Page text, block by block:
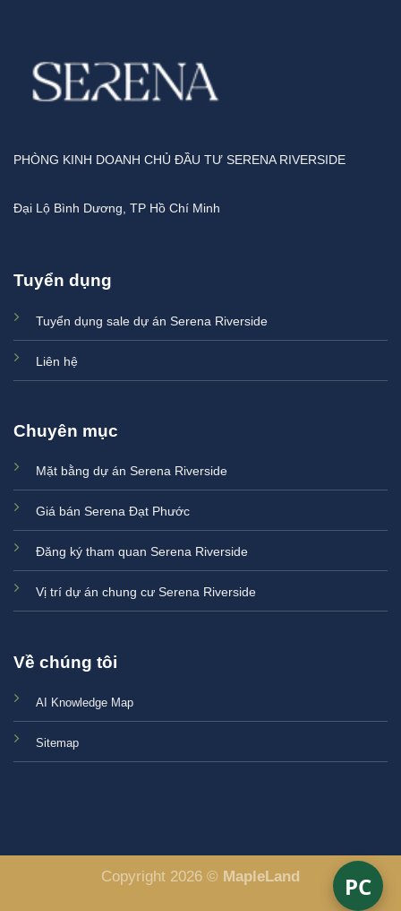
PHÒNG KINH DOANH CHỦ ĐẦU TƯ SERENA RIVERSIDE
Đại Lộ Bình Dương, TP Hồ Chí Minh
Tuyển dụng
Tuyển dụng sale dự án Serena Riverside
Liên hệ
Chuyên mục
Mặt bằng dự án Serena Riverside
Giá bán Serena Đạt Phước
Đăng ký tham quan Serena Riverside
Vị trí dự án chung cư Serena Riverside
Về chúng tôi
AI Knowledge Map
Sitemap
Copyright 2026 © MapleLand